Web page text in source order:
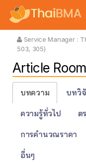
Service Manager :
503, 305)
Article Room
บทความ บทวิ
ความรู้ทั่วไป ต
การคำนวณราคา
อื่นๆ